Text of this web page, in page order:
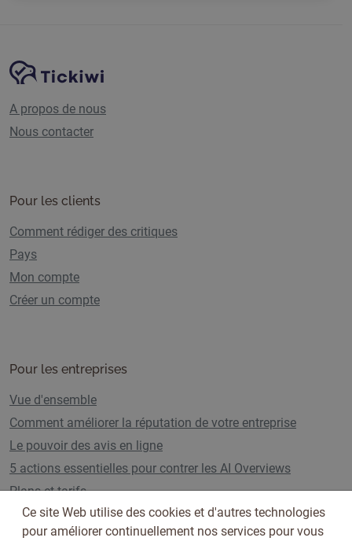
Navigation du sitePlate-forme Tickiwi
A propos de nous
Nous contacter
Pour les clients
Comment rédiger des critiques
Pays
Mon compte
Créer un compte
Pour les entreprises
Vue d'ensemble
Comment améliorer la réputation de votre entreprise
Le pouvoir des avis en ligne
5 actions essentielles pour contrer les AI Overviews
Plans et tarifs
Ce site Web utilise des cookies et d'autres technologies
pour améliorer continuellement nos services pour vous